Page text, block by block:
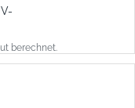
berechnet.